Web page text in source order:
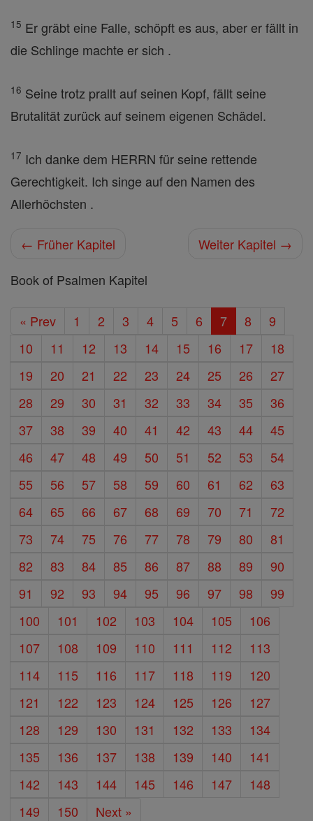
15 Er gräbt eine Falle, schöpft es aus, aber er fällt in
die Schlinge machte er sich .
16 Seine trotz prallt auf seinen Kopf, fällt seine
Brutalität zurück auf seinem eigenen Schädel.
17 Ich danke dem HERRN für seine rettende
Gerechtigkeit. Ich singe auf den Namen des
Allerhöchsten .
← Früher Kapitel
Weiter Kapitel →
Book of Psalmen Kapitel
« Prev 1 2 3 4 5 6 7 8
9
10
11 12 13 14 15 16 17
18
19
20 21 22 23 24 25 26
27
28
29 30 31 32 33 34 35
36
37
38 39 40 41 42 43 44
45
46
47 48 49 50 51 52 53
54
55
56 57 58 59 60 61 62
63
64
65 66 67 68 69 70 71
72
73
74 75 76 77 78 79 80
81
82
83 84 85 86 87 88 89
90
91
92 93 94 95 96 97 98
99
100
101 102 103 104 105
106
107
108 109 110 111 112
113
114
115 116 117 118 119
120
121
122 123 124 125 126
127
128
129 130 131 132 133
134
135
136 137 138 139 140
141
142
143 144 145 146 147
148
149
150 Next »